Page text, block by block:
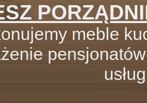
meble